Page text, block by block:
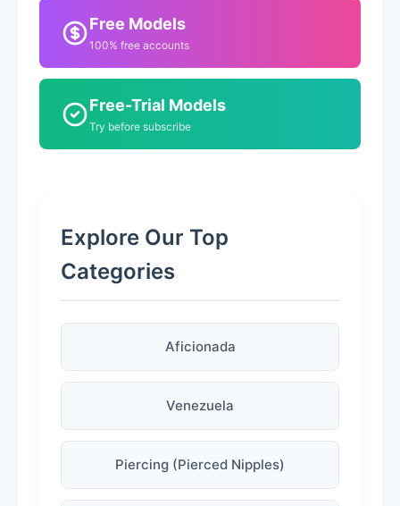
Free Models
100% free accounts
Free-Trial Models
Try before subscribe
Explore Our Top
Categories
Aficionada
Venezuela
Piercing (Pierced Nipples)